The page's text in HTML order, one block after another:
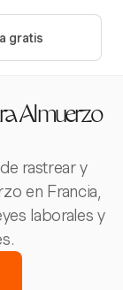
gratis
Almuerzo
rastrear y
en Francia,
laborales y